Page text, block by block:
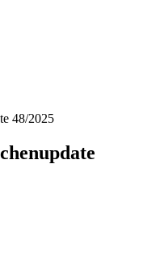
48/2025